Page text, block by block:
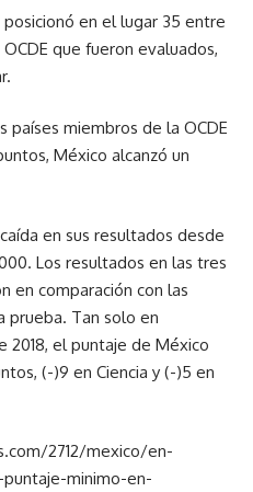
en el lugar 35 entre
que fueron evaluados,
miembros de la OCDE
México alcanzó un
en sus resultados desde
Los resultados en las tres
en comparación con las
prueba. Tan solo en
2018, el puntaje de México
(-)9 en Ciencia y (-)5 en
2712/mexico/en-
minimo-en-